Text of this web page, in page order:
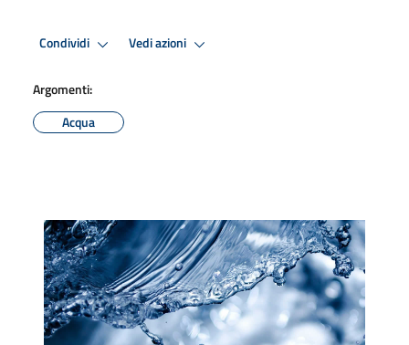
Condividi Vedi azioni
Argomenti:
Acqua